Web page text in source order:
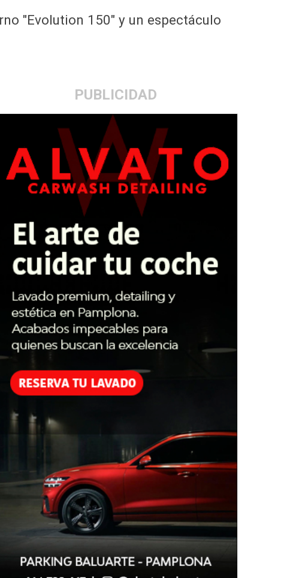
"Evolution 150" y un espectáculo
PUBLICIDAD